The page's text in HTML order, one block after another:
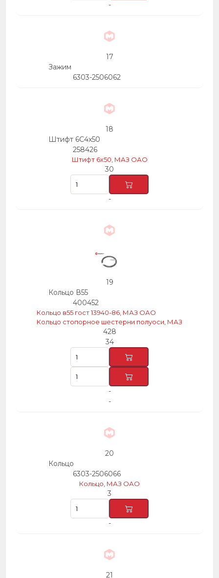
-
17
Зажим
6303-2506062
18
Штифт 6С4х50
258426
Штифт 6х50, МАЗ ОАО
30
-
19
Кольцо В55
400452
Кольцо в55 гост 13940-86, МАЗ ОАО
Кольцо стопорное шестерни полуоси, МАЗ
428
34
-
-
20
Кольцо
6303-2506066
Кольцо, МАЗ ОАО
3
-
21